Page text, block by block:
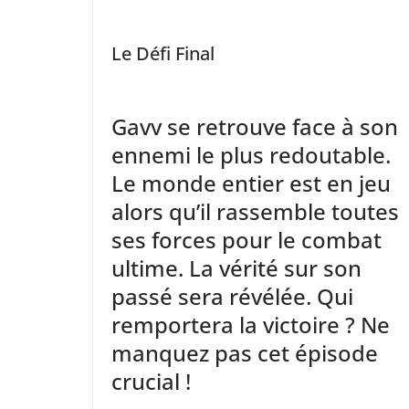
Le Défi Final
Gavv se retrouve face à son
ennemi le plus redoutable.
Le monde entier est en jeu
alors qu’il rassemble toutes
ses forces pour le combat
ultime. La vérité sur son
passé sera révélée. Qui
remportera la victoire ? Ne
manquez pas cet épisode
crucial !